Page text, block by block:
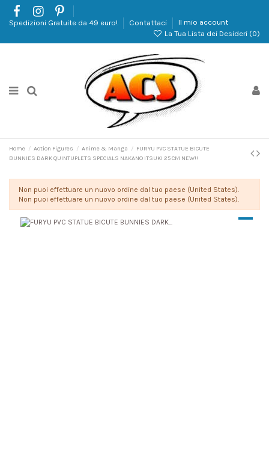
Spedizioni Gratuite da 49 euro! Contattaci
Il mio account
La Tua Lista dei Desideri (0)
Home Action Figures Anime & Manga
FURYU PVC STATUE BICUTE
BUNNIES DARK QUINTUPLETS SPECIALS NAKANO ITSUKI 25 CM NEW!!
Non puoi effettuare un nuovo ordine dal tuo paese (United States).
Non puoi effettuare un nuovo ordine dal tuo paese (United States).